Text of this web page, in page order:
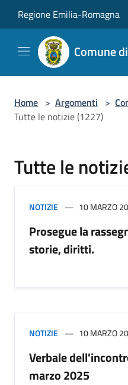
Regione Emilia-Romagna
Comune
Home > Argomenti >
Tutte le notizie (1227)
Tutte le
NOTIZIE 10 MARZO
Prosegue la
storie, diritti.
NOTIZIE 10 MARZO
Verbale
marzo 2025